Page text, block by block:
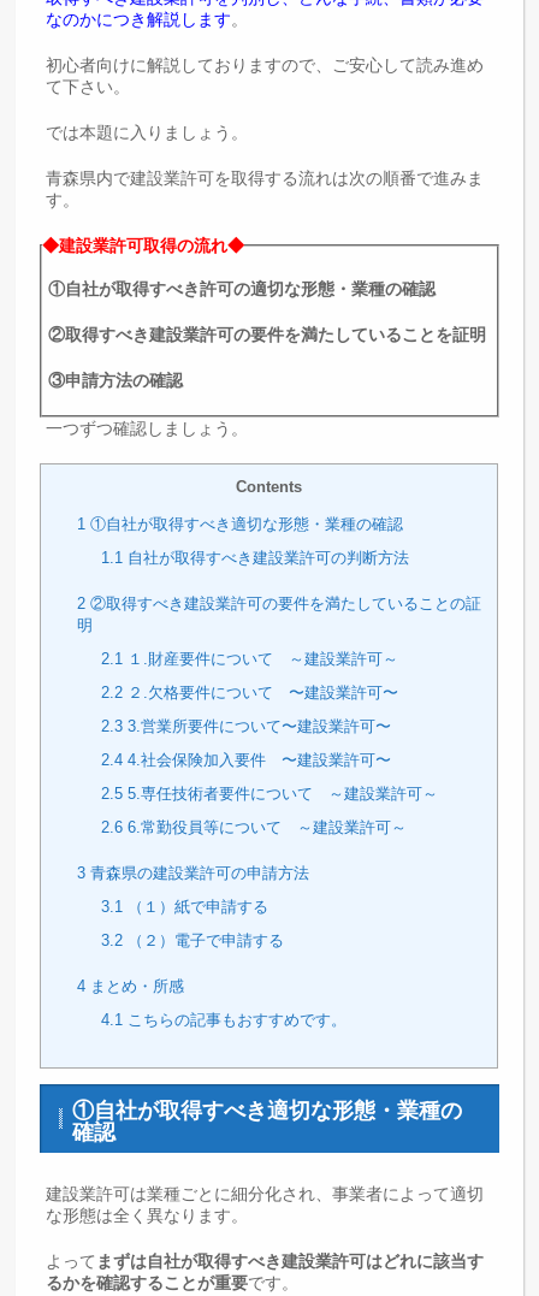
なのかにつき解説します。
初心者向けに解説しておりますので、ご安心して読み進め
て下さい。
では本題に入りましょう。
青森県内で建設業許可を取得する流れは次の順番で進みま
す。
◆建設業許可取得の流れ◆
①自社が取得すべき許可の適切な形態・業種の確認
②取得すべき建設業許可の要件を満たしていることを証明
③申請方法の確認
一つずつ確認しましょう。
Contents
1 ①自社が取得すべき適切な形態・業種の確認
1.1 自社が取得すべき建設業許可の判断方法
2 ②取得すべき建設業許可の要件を満たしていることの証
明
2.1
１.財産要件について ～建設業許可～
2.2 ２.欠格要件について 〜建設業許可〜
2.3 3.営業所要件について〜建設業許可〜
2.4 4.社会保険加入要件 〜建設業許可〜
2.5 5.専任技術者要件について ～建設業許可～
2.6 6.常勤役員等について ～建設業許可～
3 青森県の建設業許可の申請方法
3.1
（１）紙で申請する
3.2 （２）電子で申請する
4 まとめ・所感
4.1
こちらの記事もおすすめです。
①自社が取得すべき適切な形態・業種の
確認
建設業許可は業種ごとに細分化され、事業者によって適切
な形態は全く異なります。
よって まずは自社が取得すべき建設業許可はどれに該当す
るかを確認することが重要です。